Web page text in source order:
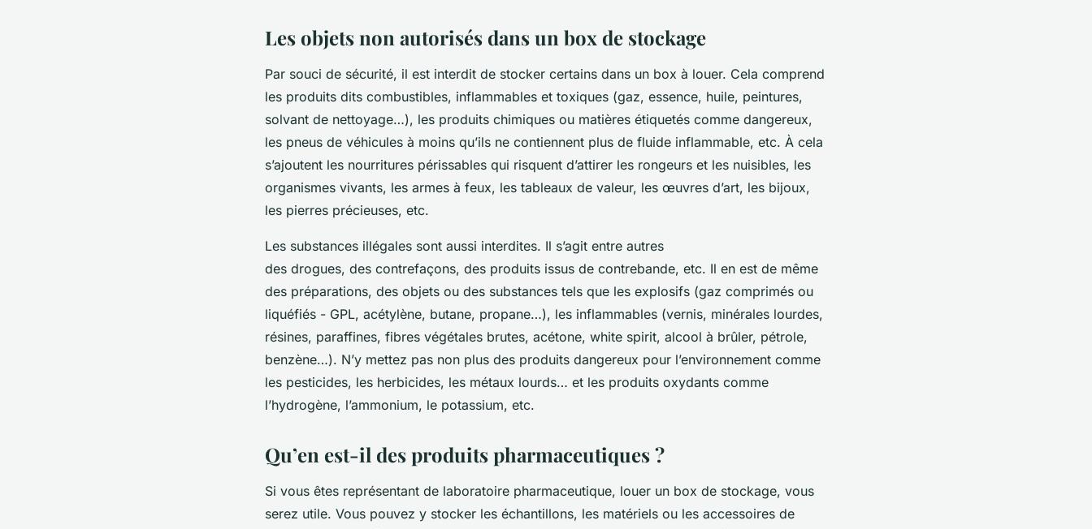
Les objets non autorisés dans un box de stockage
Par souci de sécurité, il est interdit de stocker certains dans un box à louer. Cela comprend
les produits dits combustibles, inflammables et toxiques (gaz, essence, huile, peintures,
solvant de nettoyage…), les produits chimiques ou matières étiquetés comme dangereux,
les pneus de véhicules à moins qu’ils ne contiennent plus de fluide inflammable, etc. À cela
s’ajoutent les nourritures périssables qui risquent d’attirer les rongeurs et les nuisibles, les
organismes vivants, les armes à feux, les tableaux de valeur, les œuvres d’art, les bijoux,
les pierres précieuses, etc.
Les substances illégales sont aussi interdites. Il s’agit entre autres
des drogues, des contrefaçons, des produits issus de contrebande, etc. Il en est de même
des préparations, des objets ou des substances tels que les explosifs (gaz comprimés ou
liquéfiés - GPL, acétylène, butane, propane…), les inflammables (vernis, minérales lourdes,
résines, paraffines, fibres végétales brutes, acétone, white spirit, alcool à brûler, pétrole,
benzène…). N’y mettez pas non plus des produits dangereux pour l’environnement comme
les pesticides, les herbicides, les métaux lourds… et les produits oxydants comme
l’hydrogène, l’ammonium, le potassium, etc.
Qu’en est-il des produits pharmaceutiques ?
Si vous êtes représentant de laboratoire pharmaceutique, louer un box de stockage, vous
serez utile. Vous pouvez y stocker les échantillons, les matériels ou les accessoires de